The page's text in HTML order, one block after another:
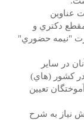
عناوين
دكتري و
عبارت "نيمه حضوري"
در ساير
کشور (هاي)
تعيين
نياز به شرح